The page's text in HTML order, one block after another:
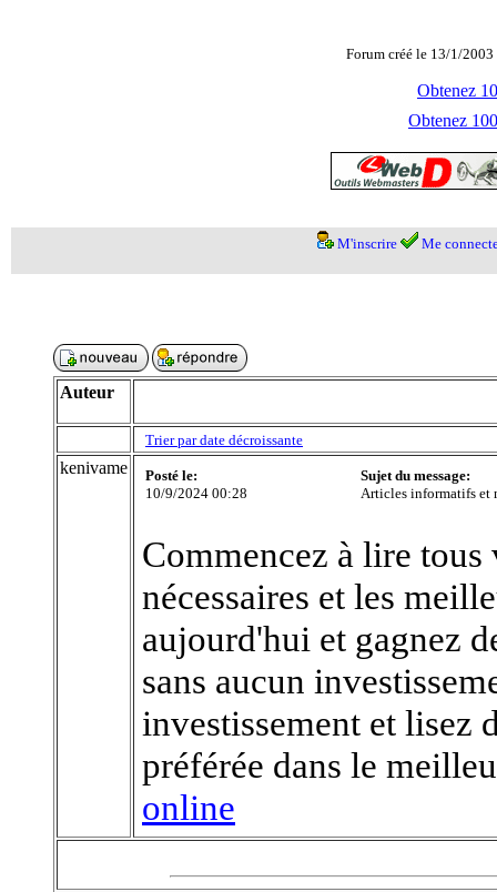
Forum créé le 13/1/
Obtenez
Obtenez
M'inscrire Me
Auteur
Trier par date décroissante
kenivame
Posté le:
10/9/2024 00:28
Sujet du message:
Articles informatifs et
Commencez à lire
nécessaires et les
aujourd'hui et gagnez
sans aucun
investissement et lisez
préférée dans le
online